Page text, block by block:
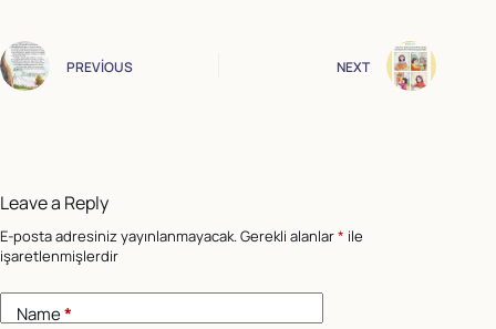
PREVIOUS NEXT
Leave a Reply
E-posta adresiniz yayınlanmayacak.Gerekli alanlar* ile
işaretlenmişlerdir
Name*